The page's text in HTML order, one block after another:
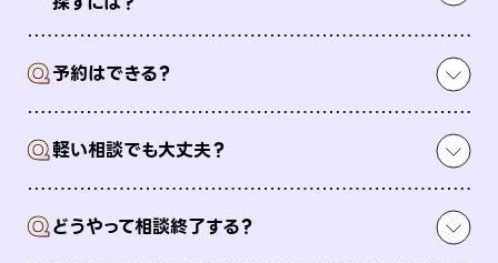
Q予約はできる？
Q軽い相談でも大丈夫？
Qどうやって相談終了する？